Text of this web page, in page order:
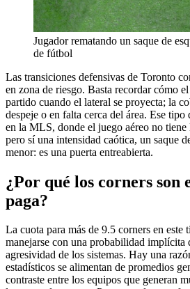
Jugador rematando un saque de
de fútbol
Las transiciones defensivas de Toronto
en zona de riesgo. Basta recordar cómo
partido cuando el lateral se proyecta; la
despeje o en falta cerca del área. Ese
en la MLS, donde el juego aéreo no
pero sí una intensidad caótica, un saque
menor: es una puerta entreabierta.
¿Por qué los corners son
paga?
La cuota para más de 9.5 corners en este
manejarse con una probabilidad implícita
agresividad de los sistemas. Hay una
estadísticos se alimentan de promedios
contraste entre los equipos que generan